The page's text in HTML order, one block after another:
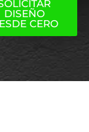
DISEÑO
CERO